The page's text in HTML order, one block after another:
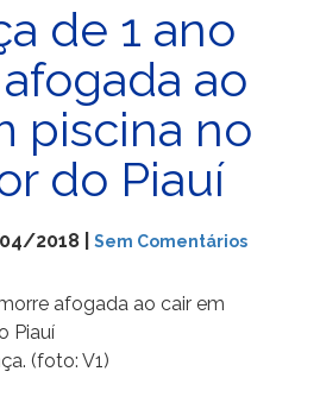
de 1 ano
ao
piscina no
do Piauí
2018 | Sem Comentários
(foto: V1)